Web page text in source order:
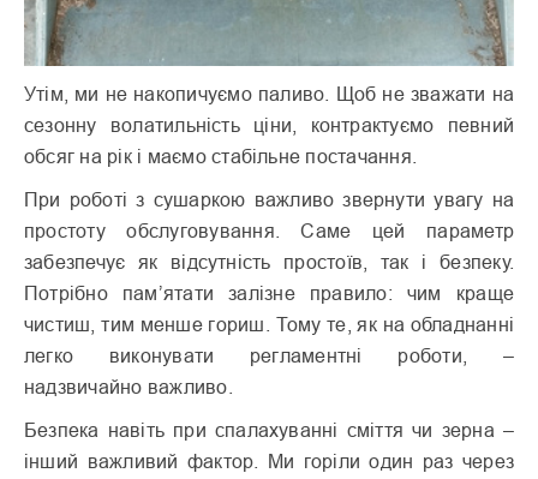
Утім, ми не накопичуємо паливо. Щоб не зважати на
сезонну волатильність ціни, контрактуємо певний
обсяг на рік і маємо стабільне постачання.
При роботі з сушаркою важливо звернути увагу на
простоту обслуговування. Саме цей параметр
забезпечує як відсутність простоїв, так і безпеку.
Потрібно пам’ятати залізне правило: чим краще
чистиш, тим менше гориш. Тому те, як на обладнанні
легко виконувати регламентні роботи, –
надзвичайно важливо.
Безпека навіть при спалахуванні сміття чи зерна –
інший важливий фактор. Ми горіли один раз через